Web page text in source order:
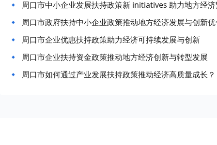
周口市中小企业发展扶持政策新 initiatives 助力地方经
周口市政府扶持中小企业政策推动地方经济发展与创新
周口市企业优惠扶持政策助力经济可持续发展与创新
周口市企业扶持资金政策推动地方经济创新与转型发展
周口市如何通过产业发展扶持政策推动经济高质量成长？